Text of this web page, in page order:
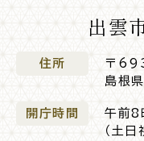
出雲
住所
〒
島根
開庁時間
午前8
（土